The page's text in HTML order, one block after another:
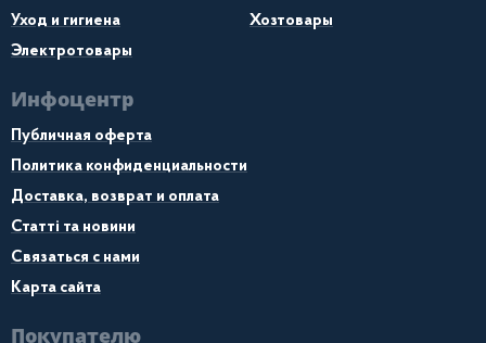
Уход и гигиена
Хозтовары
Электротовары
Инфоцентр
Публичная оферта
Политика конфиденциальности
Доставка, возврат и оплата
Статті та новини
Связаться с нами
Карта сайта
Покупателю